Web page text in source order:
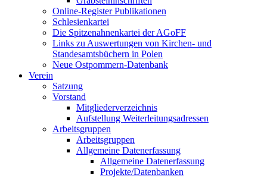
Online-Register Publikationen
Schlesienkartei
Die Spitzenahnenkartei der AGoFF
Links zu Auswertungen von Kirchen- und
Standesamtsbüchern in Polen
Neue Ostpommern-Datenbank
Verein
Satzung
Vorstand
Mitgliederverzeichnis
Aufstellung Weiterleitungsadressen
Arbeitsgruppen
Arbeitsgruppen
Allgemeine Datenerfassung
Allgemeine Datenerfassung
Projekte/Datenbanken